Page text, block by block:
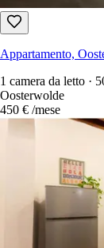
450 €